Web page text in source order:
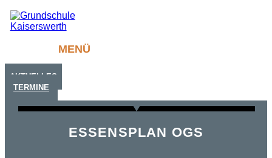
MENÜ
AKTUELLES
TERMINE
ESSENSPLAN OGS